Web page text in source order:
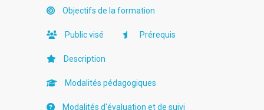
Objectifs de la formation
Public visé Prérequis
Description
Modalités pédagogiques
Modalités d'évaluation et de suivi